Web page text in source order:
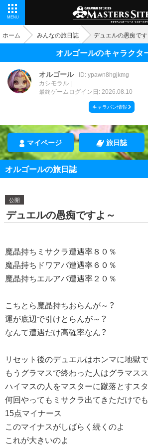
MENU
ホーム みんなの旅日誌 デュエルの愚痴で
オルゴールのキャラクタ
オルゴール ID: ypawn8hgjkmg
カシモラル
最終ゲームログイン日: 2026.08.10
キャラバン情報
マイページ 旅日誌
オルゴールの旅日誌
公開
デュエルの愚痴ですよ～
魔晶持ちミサクラ遭遇率８０％
魔晶持ちドワアバ遭遇率６０％
魔晶持ちエルアバ遭遇率２０％
こちとら魔晶持ちおらんが～？
運が底辺で引けとらんが～？
なんて遭遇だけ高確率なん？
リセット後のデュエルはホンマに地獄
もうグラマスで終わった人はグラマス
ハイマスの人をマスターに蹴落とすス
何回やってもミサクラ出てきただけで
15点マイナース
このマイナスがしばらく続くのよ
これが大きいのよ